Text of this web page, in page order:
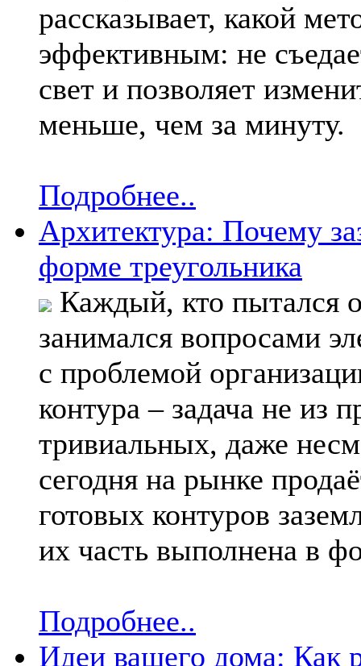
рассказывает, какой
эффективным: не
свет и позволяет
меньше, чем за минуту.
Подробнее..
Архитектура: Почему
форме треугольника
Каждый, кто пытался
занимался вопросами
с проблемой
контура – задача не из
тривиальных, даже
сегодня на рынке
готовых контуров
их часть выполнена в
Подробнее..
Идеи вашего дома: Как